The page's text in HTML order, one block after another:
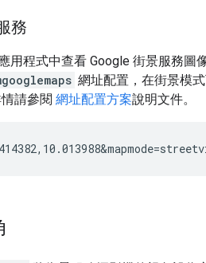
務
用程式中查看 Google 街景服務圖
網址配置，在街景模
請參閱 網址配置方案說明文件。